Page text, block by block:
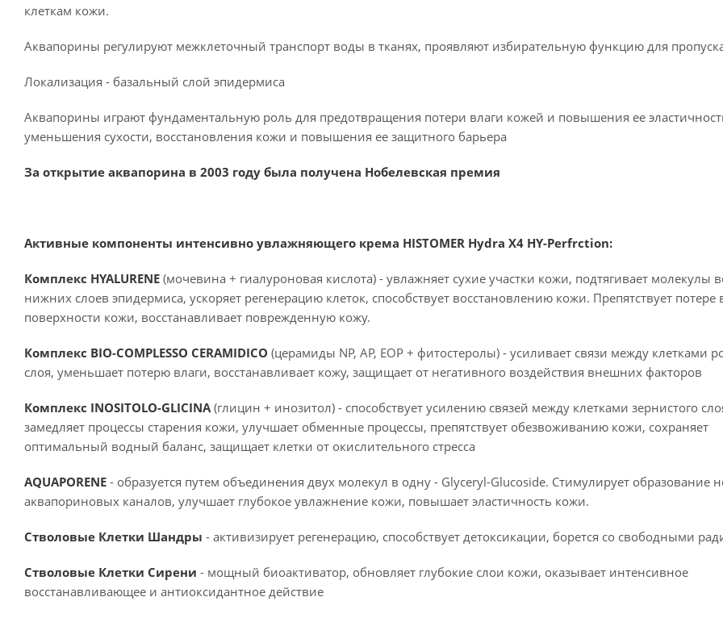
клеткам кожи.
Аквапорины регулируют межклеточный транспорт воды в тканях, проявляют избирательную функцию для
Локализация - базальный слой эпидермиса
Аквапорины играют фундаментальную роль для предотвращения потери влаги кожей и повышения ее
уменьшения сухости, восстановления кожи и повышения ее защитного барьера
За открытие аквапорина в 2003 году была получена Нобелевская премия
Активные компоненты интенсивно увлажняющего крема HISTOMER Hydra X4 HY-Perfrction:
Комплекс HYALURENE (мочевина + гиалуроновая кислота) - увлажняет сухие участки кожи, подтягивает молекулы
нижних слоев эпидермиса, ускоряет регенерацию клеток, способствует восстановлению кожи. Препятствует потере
поверхности кожи, восстанавливает поврежденную кожу.
Комплекс BIO-COMPLESSO CERAMIDICO (церамиды NP, AP, EOP + фитостеролы) - усиливает связи между клетками
слоя, уменьшает потерю влаги, восстанавливает кожу, защищает от негативного воздействия внешних факторов
Комплекс INOSITOLO-GLICINA(глицин + инозитол) - способствует усилению связей между клетками зернистого
замедляет процессы старения кожи, улучшает обменные процессы, препятствует обезвоживанию кожи, сохраняет
оптимальный водный баланс, защищает клетки от окислительного стресса
AQUAPORENE - образуется путем объединения двух молекул в одну - Glyceryl-Glucoside. Стимулирует образование
аквапориновых каналов, улучшает глубокое увлажнение кожи, повышает эластичность кожи.
Стволовые Клетки Шандры - активизирует регенерацию, способствует детоксикации, борется со свободными
Стволовые Клетки Сирени - мощный биоактиватор, обновляет глубокие слои кожи, оказывает интенсивное
восстанавливающее и антиоксидантное действие